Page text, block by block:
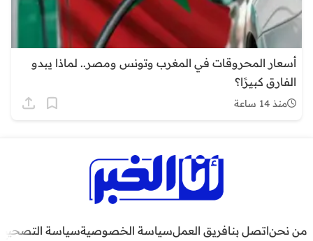
أسعار المحروقات في المغرب وتونس ومصر.. لماذا يبدو
الفارق كبيرًا؟
منذ 14 ساعة
من نحناتصل بنافريق العملسياسة الخصوصيةسياسة التصحيح